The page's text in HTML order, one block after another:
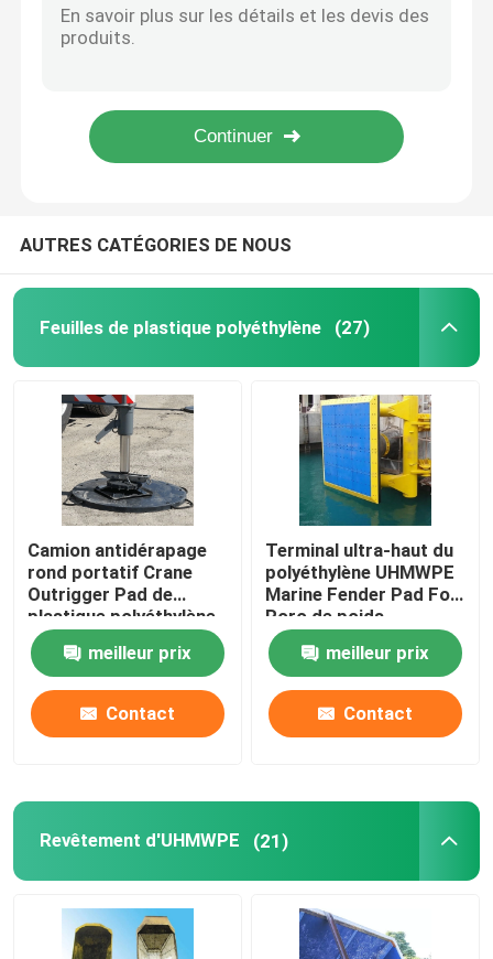
Rouleaux en plastique de convoyeur
Feuille en plastique de HDPE
Feuille en plastique d'UHMWPE
Pièces en plastique usinées
patinoire synthétique
planche à découper de plastique
usage commercial de 4x8Ft résistant à la feuille de glace synthétique de la patinoire UHMWPE pour la famille
AUTRES CATÉGORIES DE NOUS
Feuilles de plastique polyéthylène (27)
Camion antidérapage
rond portatif Crane
Outrigger Pad de
plastique polyéthylène
de 48 pouces
meilleur prix
Contact
Terminal ultra-haut du
polyéthylène UHMWPE
Marine Fender Pad For
Roro de poids
moléculaire
meilleur prix
Contact
Revêtement d'UHMWPE (21)